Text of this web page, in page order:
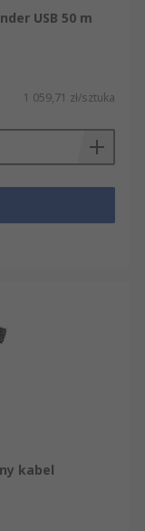
USB 50 m
1 059,71 zł/sztuka
kabel